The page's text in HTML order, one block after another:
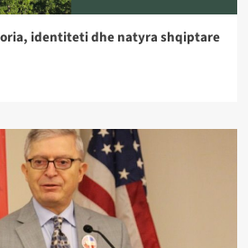
identiteti dhe natyra shqiptare